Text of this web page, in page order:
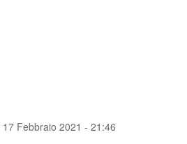
17 Febbraio 2021 - 21:46